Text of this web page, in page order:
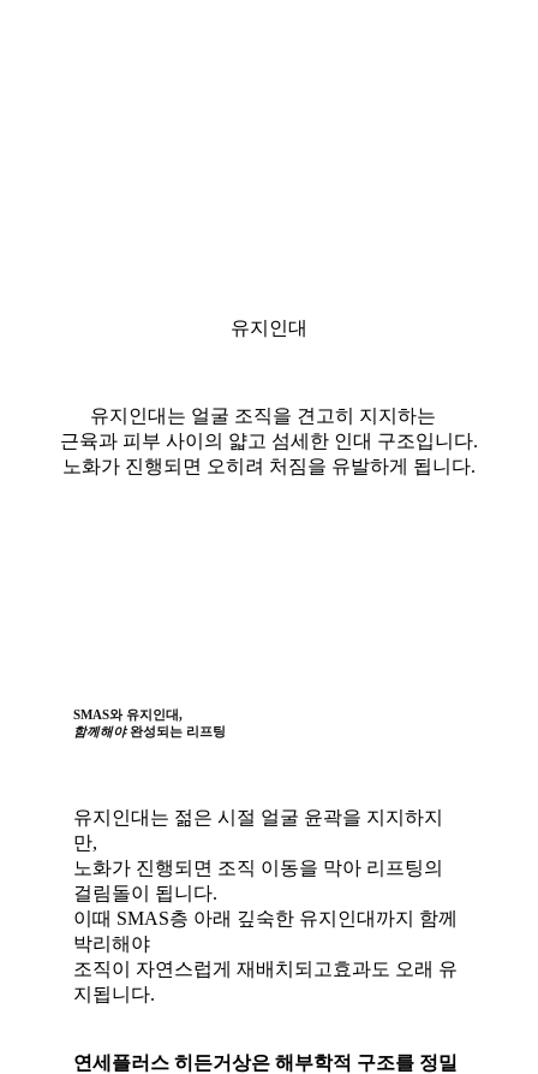
유지인대
유지인대는 얼굴 조직을 견고히 지지하는
근육과 피부 사이의 얇고 섬세한 인대 구조입니다.
노화가 진행되면 오히려 처짐을 유발하게 됩니다.
SMAS와 유지인대,
함께해야완성되는 리프팅
유지인대는 젊은 시절 얼굴 윤곽을 지지하지
만,
노화가 진행되면 조직 이동을 막아 리프팅의
걸림돌이 됩니다.
이때 SMAS층 아래 깊숙한 유지인대까지 함께
박리해야
조직이 자연스럽게 재배치되고효과도 오래 유
지됩니다.
연세플러스 히든거상은 해부학적 구조를 정밀